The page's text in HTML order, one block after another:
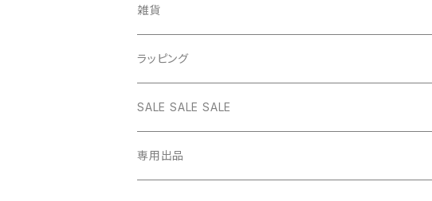
PICTURE
RED
PICTURE
ネックレス GOLD
daily
star
BANGLE
CHOKER
EARRING
オリジナルチャーム
チェーン
雑貨
インテリア
MEXICAN CROSS
オリジナルポーチ
Pouch S
ナップサック
ラッピング
ネックレスギフトBOX
ラッピング
SALE SALE SALE
専用出品